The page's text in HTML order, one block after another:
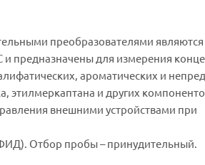
преобразователями являются
предназначены для измерения
ароматических и
этилмеркаптана и других
внешними устройствами при
Отбор пробы – принудительный.